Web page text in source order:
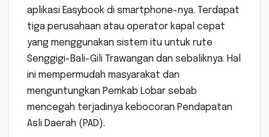
aplikasi Easybook di smartphone-nya. Terdapat
tiga perusahaan atau operator kapal cepat
yang menggunakan sistem itu untuk rute
Senggigi-Bali-Gili Trawangan dan sebaliknya. Hal
ini mempermudah masyarakat dan
menguntungkan Pemkab Lobar sebab
mencegah terjadinya kebocoran Pendapatan
Asli Daerah (PAD).